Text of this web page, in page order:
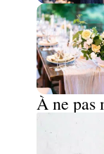
À ne pas